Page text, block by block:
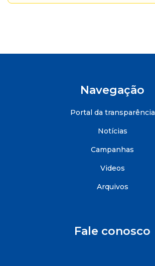
Navegação
Portal da transparência
Notícias
Campanhas
Videos
Arquivos
Fale conosco